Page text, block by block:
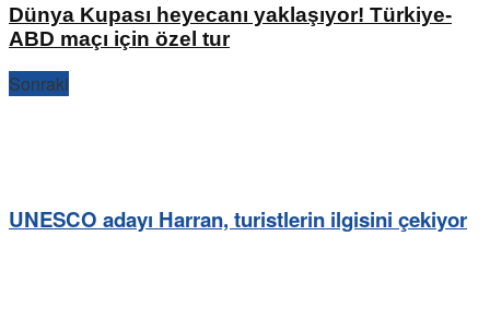
Dünya Kupası heyecanı yaklaşıyor! Türkiye-
ABD maçı için özel tur
Sonraki
UNESCO adayı Harran, turistlerin ilgisini çekiyor